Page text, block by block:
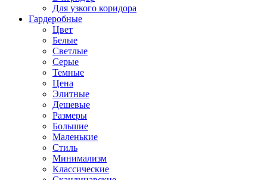
Для узкого коридора
Гардеробные
Цвет
Белые
Светлые
Серые
Темные
Цена
Элитные
Дешевые
Размеры
Большие
Маленькие
Стиль
Минимализм
Классические